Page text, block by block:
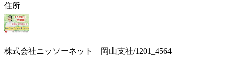
住所
株式会社ニッソーネット 岡山支社/1201_4564